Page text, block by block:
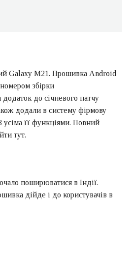
Galaxy M21. Прошивка Android
збірки
до січневого патчу
додали в систему фірмову
усіма її функціями. Повний
тут.
поширюватися в Індії.
дійде і до користувачів в